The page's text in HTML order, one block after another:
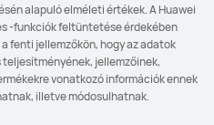
alapuló elméleti értékek. A Huawei
-funkciók feltüntetése érdekében
fenti jellemzőkön, hogy az adatok
jellemzőinek,
vonatkozó információk ennek
illetve módosulhatnak.